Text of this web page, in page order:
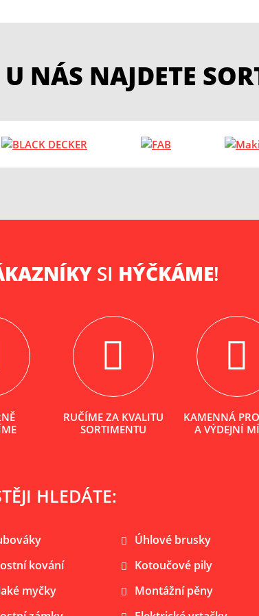
U NÁS NAJDETE
SI HÝČKÁME!
RUČÍME ZA KVALITU
SORTIMENTU
KAMENNÁ
A VÝDEJNÍ
HLEDÁTE:
Úhlové brusky
kování
Kotoučové pily
myčky
Montážní pěny